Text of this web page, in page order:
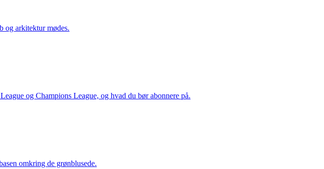
og arkitektur mødes.
og Champions League, og hvad du bør abonnere på.
omkring de grønblusede.